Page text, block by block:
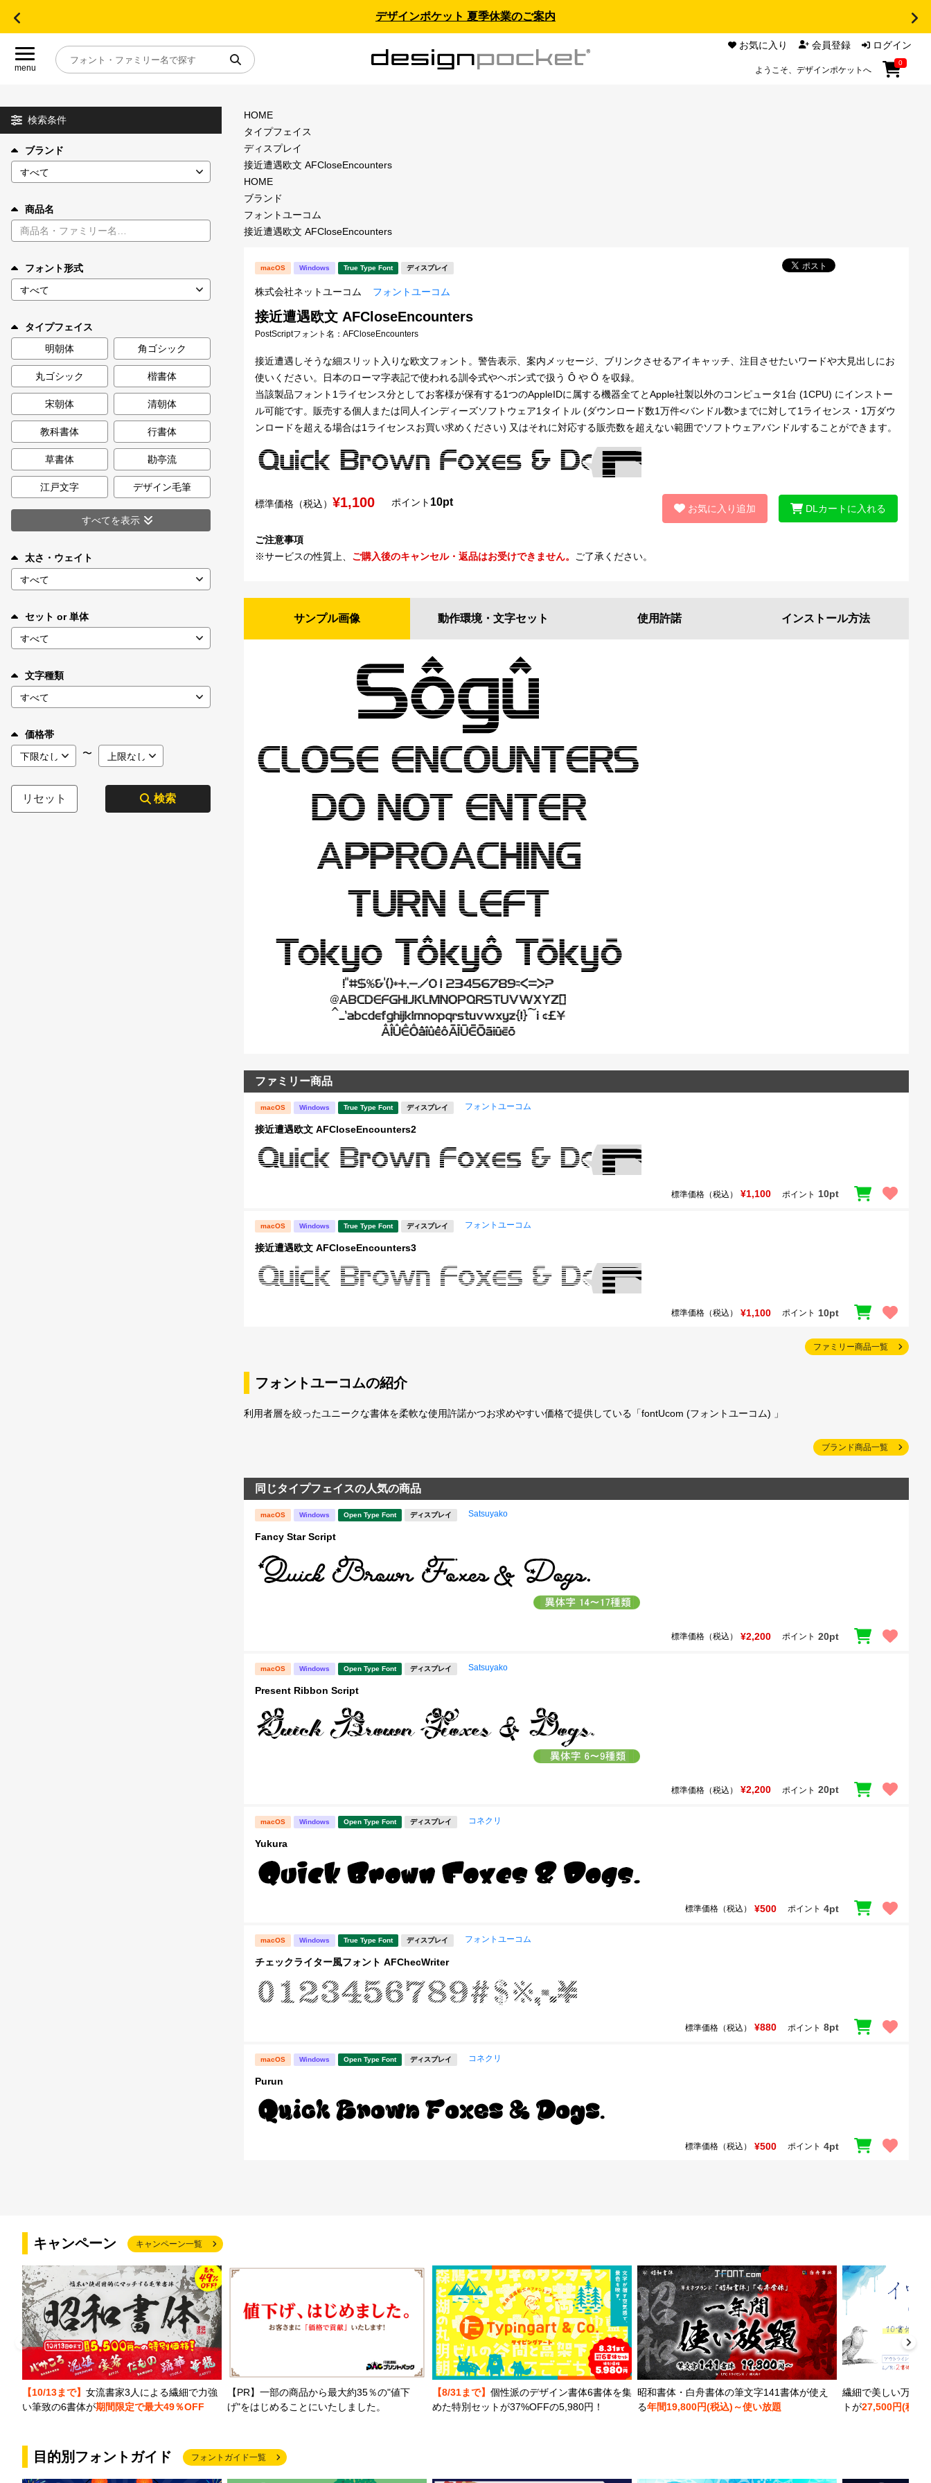
デザインポケット 夏季休業のご案内
menu
お気に入り 会員登録 ログイン
ようこそ、デザインポケットへ
0
目的別フォントガイド
特集
年間ライセンス商品
キャンペーン一覧
カート 0
マイページ
お気に入り
ご利用ガイド
お問い合わせ
検索条件
ブランド
商品名
フォント形式
タイプフェイス
明朝体
角ゴシック
丸ゴシック 楷書体
宋朝体 清朝体
教科書体 行書体
草書体 勘亭流
江戸文字 デザイン毛筆
すべてを表示
太さ・ウェイト
セット or 単体
文字種類
価格帯
〜
リセット 検索
HOME
タイプフェイス
ディスプレイ
接近遭遇欧文 AFCloseEncounters
HOME
ブランド
フォントユーコム
接近遭遇欧文 AFCloseEncounters
macOS Windows True Type Font ディスプレイ
株式会社ネットユーコム フォントユーコム
接近遭遇欧文 AFCloseEncounters
PostScriptフォント名： AFCloseEncounters
接近遭遇しそうな細スリット入りな欧文フォント。警告表示、案内メッセージ、ブリンクさせるアイキャッチ、注目させたいワードや大見出しにお
使いください。日本のローマ字表記で使われる訓令式やヘボン式で扱う Ô や Ō を収録。
当該製品フォント1ライセンス分としてお客様が保有する1つのAppleIDに属する機器全てとApple社製以外のコンピュータ1台 (1CPU) にインストー
ル可能です。販売する個人または同人インディーズソフトウェア1タイトル (ダウンロード数1万件<バンドル数>までに対して1ライセンス・1万ダウ
ンロードを超える場合は1ライセンスお買い求めください) 又はそれに対応する販売数を超えない範囲でソフトウェアバンドルすることができます。
標準価格（税込） ¥1,100 ポイント 10pt
お気に入り追加 DLカートに入れる
ご注意事項
※サービスの性質上、 ご購入後のキャンセル・返品はお受けできません。 ご了承ください。
サンプル画像 動作環境・ 文字セット 使用許諾 インストール方法
ファミリー商品
macOS Windows True Type Font ディスプレイ フォントユーコム
接近遭遇欧文 AFCloseEncounters2
標準価格（税込） ¥1,100 ポイント 10pt
macOS Windows True Type Font ディスプレイ フォントユーコム
接近遭遇欧文 AFCloseEncounters3
標準価格（税込） ¥1,100 ポイント 10pt
ファミリー商品一覧
フォントユーコムの紹介
利用者層を絞ったユニークな書体を柔軟な使用許諾かつお求めやすい価格で提供している「fontUcom (フォントユーコム) 」
ブランド商品一覧
同じタイプフェイスの人気の商品
macOS Windows Open Type Font ディスプレイ Satsuyako
Fancy Star Script
標準価格（税込） ¥2,200 ポイント 20pt
macOS Windows Open Type Font ディスプレイ Satsuyako
Present Ribbon Script
標準価格（税込） ¥2,200 ポイント 20pt
macOS Windows Open Type Font ディスプレイ コネクリ
Yukura
標準価格（税込） ¥500 ポイント 4pt
macOS Windows True Type Font ディスプレイ フォントユーコム
チェックライター風フォント AFChecWriter
標準価格（税込） ¥880 ポイント 8pt
macOS Windows Open Type Font ディスプレイ コネクリ
Purun
標準価格（税込） ¥500 ポイント 4pt
キャンペーン キャンペーン一覧
【10/13まで】 女流書家3人による繊細で力強
い筆致の6書体が期間限定で最大49％OFF
【PR】一部の商品から最大約35％の"値下
げ"をはじめることにいたしました。
【8/31まで】 個性派のデザイン書体6書体を集
めた特別セットが37%OFFの5,980円！
昭和書体・白舟書体の筆文字141書体が使え
る年間19,800円(税込)～使い放題
繊細で美しい万年
トが27,500円(税込)
目的別フォントガイド フォントガイド一覧